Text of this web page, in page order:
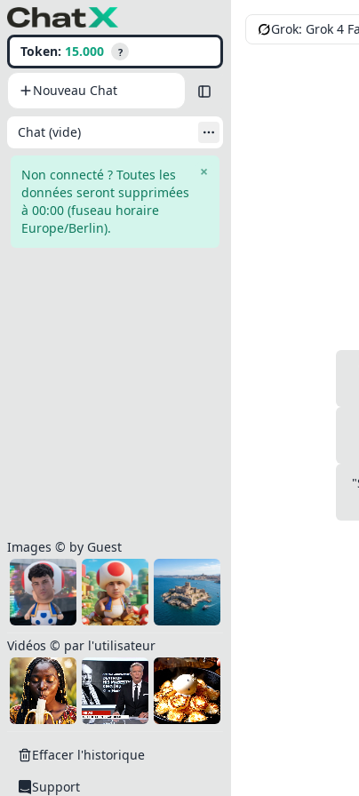
Token: 15.000 ?
Nouveau Chat
Hide sidebar
Chat (vide)
×
Non connecté ? Toutes les
données seront supprimées
à 00:00 (fuseau horaire
Europe/Berlin).
Images © by Guest
Vidéos © par l'utilisateur
Effacer l'historique
Support
Grok: Grok 4